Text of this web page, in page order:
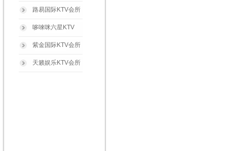
路易国际KTV会所
哆唻咪六星KTV
紫金国际KTV会所
天籁娱乐KTV会所